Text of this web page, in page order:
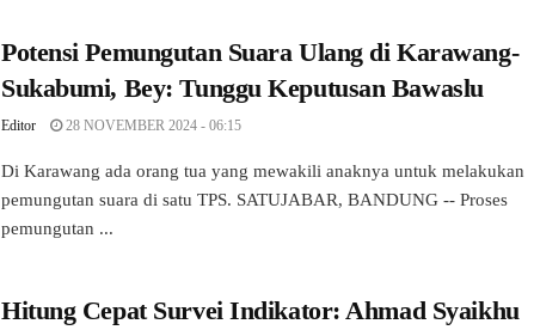
Potensi Pemungutan Suara Ulang di Karawang-
Sukabumi, Bey: Tunggu Keputusan Bawaslu
Editor 28 NOVEMBER 2024 - 06:15
Di Karawang ada orang tua yang mewakili anaknya untuk melakukan
pemungutan suara di satu TPS. SATUJABAR, BANDUNG -- Proses
pemungutan ...
Hitung Cepat Survei Indikator: Ahmad Syaikhu